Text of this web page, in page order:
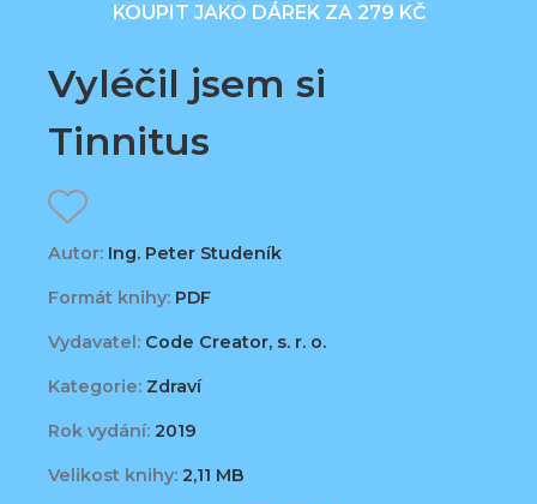
KOUPIT JAKO DÁREK ZA 279 KČ
Vyléčil jsem si
Tinnitus
Autor: Ing. Peter Studeník
Formát knihy: PDF
Vydavatel: Code Creator, s. r. o.
Kategorie: Zdraví
Rok vydání: 2019
Velikost knihy: 2,11 MB